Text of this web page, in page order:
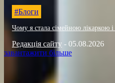
#Блоги
Чому я стала сімейною лікаркою
Редакція сайту - 05.08.2026
завантажити більше